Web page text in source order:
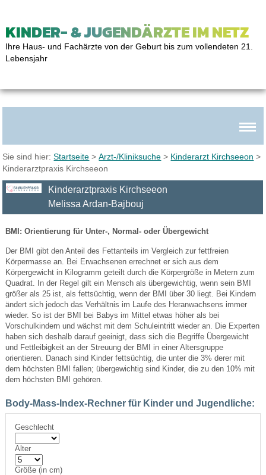
KINDER- & JUGENDÄRZTE IM NETZ
Ihre Haus- und Fachärzte von der Geburt bis zum vollendeten 21.
Lebensjahr
Sie sind hier:Startseite >Arzt-/Kliniksuche > Kinderarzt Kirchseeon >
Kinderarztpraxis Kirchseeon
Kinderarztpraxis Kirchseeon
Melissa Ardan-Bajbouj
BMI: Orientierung für Unter-, Normal- oder Übergewicht
Der BMI gibt den Anteil des Fettanteils im Vergleich zur fettfreien
Körpermasse an. Bei Erwachsenen errechnet er sich aus dem
Körpergewicht in Kilogramm geteilt durch die Körpergröße in Metern zum
Quadrat. In der Regel gilt ein Mensch als übergewichtig, wenn sein BMI
größer als 25 ist, als fettsüchtig, wenn der BMI über 30 liegt. Bei Kindern
ändert sich jedoch das Verhältnis im Laufe des Heranwachsens immer
wieder. So ist der BMI bei Babys im Mittel etwas höher als bei
Vorschulkindern und wächst mit dem Schuleintritt wieder an. Die Experten
haben sich deshalb darauf geeinigt, dass sich die Begriffe Übergewicht
und Fettleibigkeit an der Streuung der BMI in einer Altersgruppe
orientieren. Danach sind Kinder fettsüchtig, die unter die 3% derer mit
dem höchsten BMI fallen; übergewichtig sind Kinder, die zu den 10% mit
dem höchsten BMI gehören.
Body-Mass-Index-Rechner für Kinder und Jugendliche:
Geschlecht
Alter
Größe (in cm)